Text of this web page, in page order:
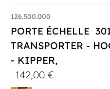
126.500.000
PORTE ÉCHELLE
TRANSPORTER -
- KIPPER,
142,00€